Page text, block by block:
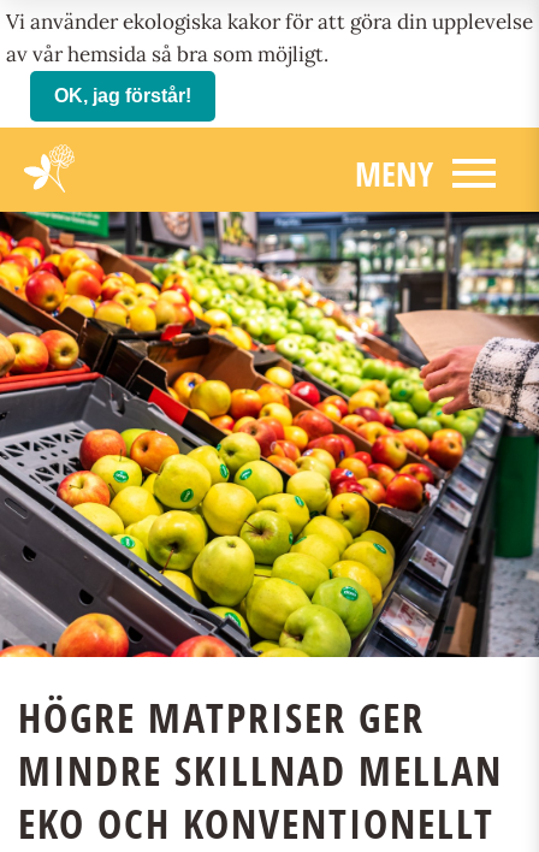
Vi använder ekologiska kakor för att göra din upplevelse
av vår hemsida så bra som möjligt.
OK, jag förstår!
MENY menu
HÖGRE MATPRISER GER
MINDRE SKILLNAD MELLAN
EKO OCH KONVENTIONELLT